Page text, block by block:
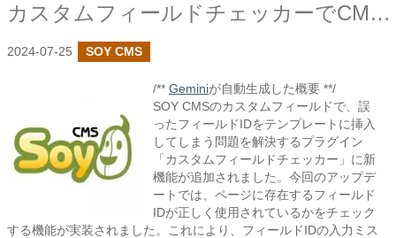
カスタムフィールドチェッカーでCMSタグのチェックを追加しました
2024-07-25 SOY CMS
/** Geminiが自動生成した概要 **/
SOY CMSのカスタムフィールドで、誤
ったフィールドIDをテンプレートに挿入
してしまう問題を解決するプラグイン
「カスタムフィールドチェッカー」に新
機能が追加されました。今回のアップデ
ートでは、ページに存在するフィールド
IDが正しく使用されているかをチェック
する機能が実装されました。これにより、フィールドIDの入力ミス